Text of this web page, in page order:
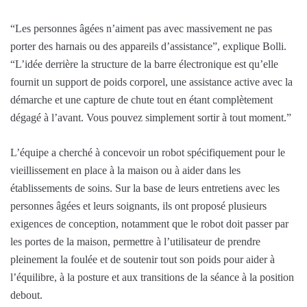
“Les personnes âgées n’aiment pas avec massivement ne pas
porter des harnais ou des appareils d’assistance”, explique Bolli.
“L’idée derrière la structure de la barre électronique est qu’elle
fournit un support de poids corporel, une assistance active avec la
démarche et une capture de chute tout en étant complètement
dégagé à l’avant. Vous pouvez simplement sortir à tout moment.”
L’équipe a cherché à concevoir un robot spécifiquement pour le
vieillissement en place à la maison ou à aider dans les
établissements de soins. Sur la base de leurs entretiens avec les
personnes âgées et leurs soignants, ils ont proposé plusieurs
exigences de conception, notamment que le robot doit passer par
les portes de la maison, permettre à l’utilisateur de prendre
pleinement la foulée et de soutenir tout son poids pour aider à
l’équilibre, à la posture et aux transitions de la séance à la position
debout.